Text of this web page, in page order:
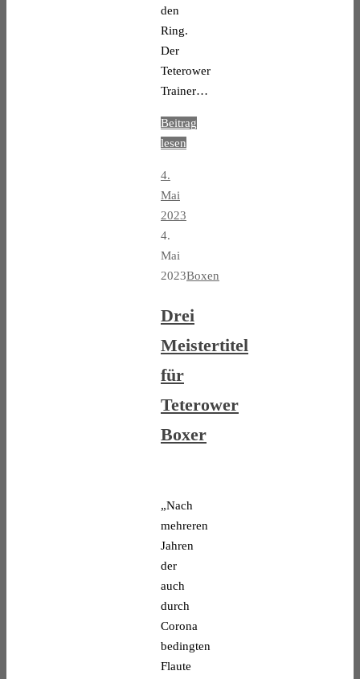
den
Ring.
Der
Teterower
Trainer…
Beitrag
lesen
4.
Mai
2023
4.
Mai
2023Boxen
Drei
Meistertitel
für
Teterower
Boxer
„Nach
mehreren
Jahren
der
auch
durch
Corona
bedingten
Flaute